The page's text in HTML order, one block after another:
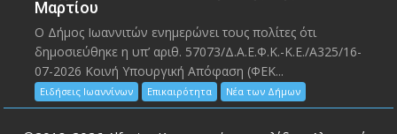
Μαρτίου
Ο Δήμος Ιωαννιτών ενημερώνει τους πολίτες ότι
δημοσιεύθηκε η υπ’ αριθ. 57073/Δ.Α.Ε.Φ.Κ.-Κ.Ε./Α325/16-
07-2026 Κοινή Υπουργική Απόφαση (ΦΕΚ...
Ειδήσεις Ιωαννίνων Επικαιρότητα Νέα των Δήμων